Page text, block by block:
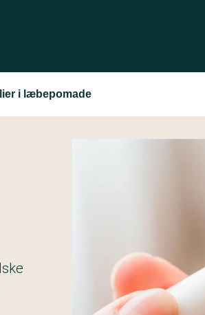
i læbepomade